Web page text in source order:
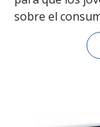
sobre el